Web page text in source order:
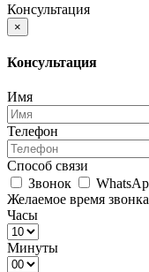
Консультация
×
Консультация
Имя
Телефон
Способ связи
Звонок
Желаемое время звонка
Часы
Минуты